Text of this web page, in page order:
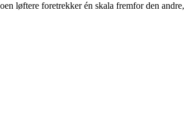
løftere foretrekker én skala fremfor den andre,